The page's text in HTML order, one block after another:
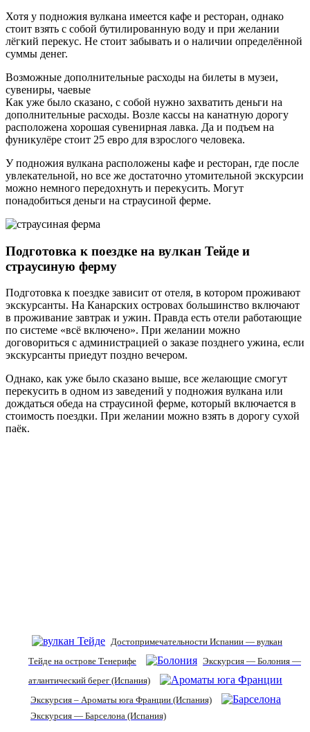
Хотя у подножия вулкана имеется кафе и ресторан, однако
стоит взять с собой бутилированную воду и при желании
лёгкий перекус. Не стоит забывать и о наличии определённой
суммы денег.
Возможные дополнительные расходы на билеты в музеи,
сувениры, чаевые
Как уже было сказано, с собой нужно захватить деньги на
дополнительные расходы. Возле кассы на канатную дорогу
расположена хорошая сувенирная лавка. Да и подъем на
фуникулёре стоит 25 евро для взрослого человека.
У подножия вулкана расположены кафе и ресторан, где после
увлекательной, но все же достаточно утомительной экскурсии
можно немного передохнуть и перекусить. Могут
понадобиться деньги на страусиной ферме.
Подготовка к поездке на вулкан Тейде и
страусиную ферму
Подготовка к поездке зависит от отеля, в котором проживают
экскурсанты. На Канарских островах большинство включают
в проживание завтрак и ужин. Правда есть отели работающие
по системе «всё включено». При желании можно
договориться с администрацией о заказе позднего ужина, если
экскурсанты приедут поздно вечером.
Однако, как уже было сказано выше, все желающие смогут
перекусить в одном из заведений у подножия вулкана или
дождаться обеда на страусиной ферме, который включается в
стоимость поездки. При желании можно взять в дорогу сухой
паёк.
Достопримечательности Испании — вулкан
Тейде на острове Тенерифе
Экскурсия — Болония —
атлантический берег (Испания)
Экскурсия – Ароматы юга Франции (Испания)
Экскурсия — Барселона (Испания)